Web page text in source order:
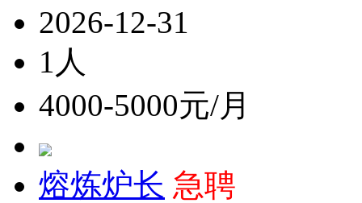
2026-12-31
1人
4000-5000元/月
熔炼炉长 急聘